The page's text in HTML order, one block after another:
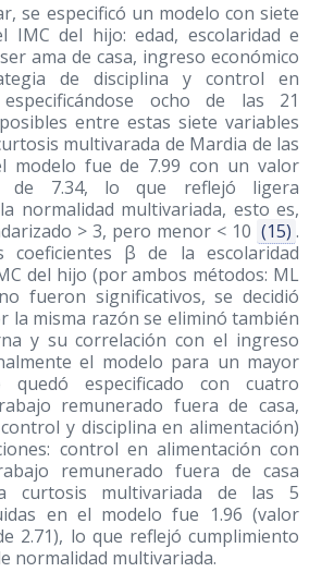
se especificó un modelo con siete
IMC del hijo: edad, escolaridad e
ama de casa, ingreso económico
de disciplina y control en
especificándose ocho de las 21
entre estas siete variables
multivarada de Mardia de las
modelo fue de 7.99 con un valor
de 7.34, lo que reflejó ligera
normalidad multivariada, esto es,
> 3, pero menor < 10 (15) .
coeficientes β de la escolaridad
del hijo (por ambos métodos: ML
fueron significativos, se decidió
la misma razón se eliminó también
y su correlación con el ingreso
el modelo para un mayor
especificado con cuatro
remunerado fuera de casa,
y disciplina en alimentación)
control en alimentación con
remunerado fuera de casa
curtosis multivariada de las 5
en el modelo fue 1.96 (valor
2.71), lo que reflejó cumplimiento
normalidad multivariada.